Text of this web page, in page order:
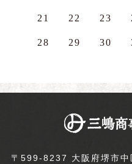
21 22 23
28 29 30
〒599-8237 大阪府堺市中